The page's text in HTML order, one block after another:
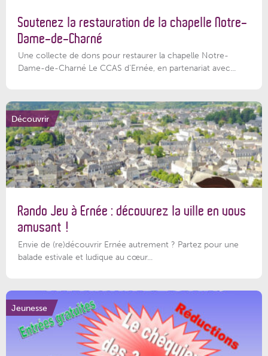
Soutenez la restauration de la chapelle Notre-
Dame-de-Charné
Une collecte de dons pour restaurer la chapelle Notre-
Dame-de-Charné Le CCAS d’Ernée, en partenariat avec...
Découvrir
Rando Jeu à Ernée : découvrez la ville en vous
amusant !
Envie de (re)découvrir Ernée autrement ? Partez pour une
balade estivale et ludique au cœur...
Jeunesse